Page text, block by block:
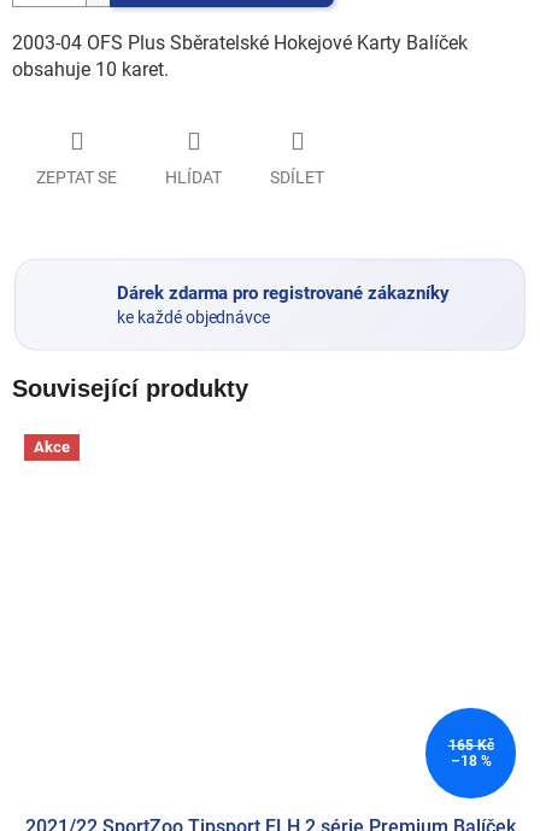
2003-04 OFS Plus Sběratelské Hokejové Karty Balíček
obsahuje 10 karet.
ZEPTAT SE HLÍDAT SDÍLET
Dárek zdarma pro registrované zákazníky
ke každé objednávce
Související produkty
Akce
165 Kč
–18 %